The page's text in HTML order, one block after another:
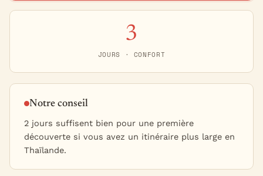
3
JOURS · CONFORT
Notre conseil
2 jours suffisent bien pour une première
découverte si vous avez un itinéraire plus large en
Thaïlande.